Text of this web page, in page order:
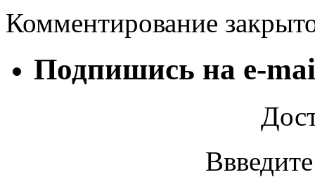
Комментирование
Подпишись на e-